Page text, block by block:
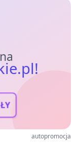
autopromocja